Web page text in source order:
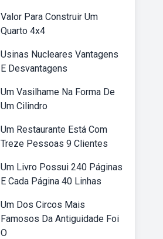
Valor Para Construir Um
Quarto 4x4
Usinas Nucleares Vantagens
E Desvantagens
Um Vasilhame Na Forma De
Um Cilindro
Um Restaurante Está Com
Treze Pessoas 9 Clientes
Um Livro Possui 240 Páginas
E Cada Página 40 Linhas
Um Dos Circos Mais
Famosos Da Antiguidade Foi
O